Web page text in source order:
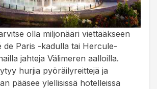
olla miljonääri viettääkseen
de Paris -kadulla tai Hercule-
jahteja Välimeren aalloilla.
hurjia pyöräilyreittejä ja
pääsee ylellisissä hotelleissa